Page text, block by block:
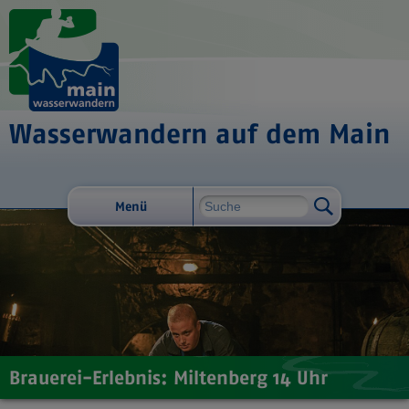
Wasserwandern auf dem Main
Menü
Brauerei-Erlebnis: Miltenberg 14 Uhr